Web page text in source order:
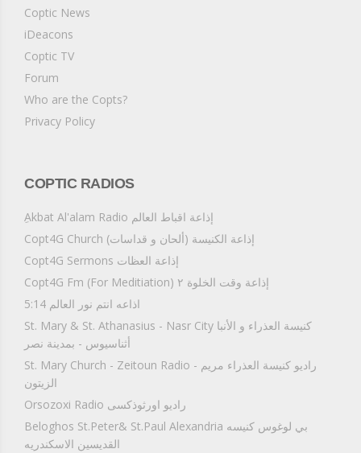
Coptic News
iDeacons
Coptic TV
Forum
Who are the Copts?
Privacy Policy
COPTIC RADIOS
ِAkbat Al'alam Radio إذاعة اقباط العالم
Copt4G Church إذاعة الكنيسة (ألحان و قداسات)
Copt4G Sermons إذاعة العظات
Copt4G Fm (For Meditiation) إذاعة وقت الخلوة ٢
5:14 اذاعه انتم نور العالم
St. Mary & St. Athanasius - Nasr City كنيسة العذراء و الأنبا
أثناسيوس - بمدينة نصر
St. Mary Church - Zeitoun Radio راديو كنيسة العذراء مريم -
الزيتون
Orsozoxi Radio راديو اورثوذكسى
Beloghos St.Peter& St.Paul Alexandria بي لوغوس كنيسه
القديسين الاسكندريه